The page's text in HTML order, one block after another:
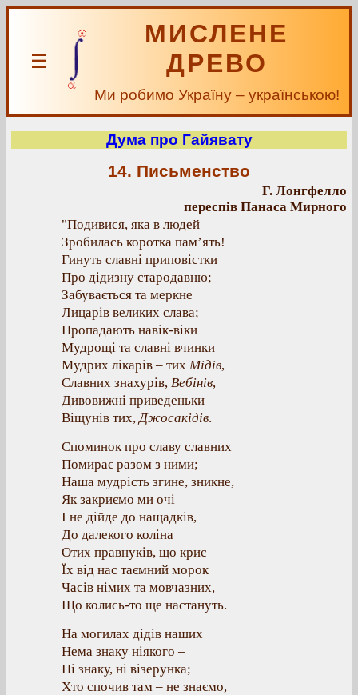
☰
МИСЛЕНЕ
ДРЕВО
Ми робимо Україну – українською!
Дума про Гайявату
14. Письменство
Г. Лонгфелло
переспів Панаса Мирного
"Подивися, яка в людей
Зробилась коротка пам’ять!
Гинуть славні приповістки
Про дідизну стародавню;
Забувається та меркне
Лицарів великих слава;
Пропадають навік-віки
Мудрощі та славні вчинки
Мудрих лікарів – тих Мідів,
Славних знахурів, Вебінів,
Дивовижні приведеньки
Віщунів тих,Джосакідів.
Споминок про славу славних
Помирає разом з ними;
Наша мудрість згине, зникне,
Як закриємо ми очі
І не дійде до нащадків,
До далекого коліна
Отих правнуків, що криє
Їх від нас таємний морок
Часів німих та мовчазних,
Що колись-то ще настануть.
На могилах дідів наших
Нема знаку ніякого –
Ні знаку, ні візерунка;
Хто спочив там – не знаємо,